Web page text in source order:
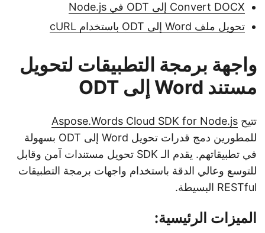
Convert DOCX إلى ODT في Node.js
تحويل ملف Word إلى ODT باستخدام cURL
واجهة برمجة التطبيقات لتحويل
مستند Word إلى ODT
تتيحAspose.Words Cloud SDK for Node.js
للمطورين دمج قدرات تحويل Word إلى ODT بسهولة
في تطبيقاتهم. يقدم الـ SDK تحويل مستندات آمن وقابل
للتوسع وعالي الدقة باستخدام واجهات برمجة التطبيقات
RESTful البسيطة.
الميزات الرئيسية: